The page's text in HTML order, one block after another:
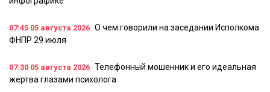
07:45 05 августа 2026 О чем говорили на заседании Исполкома
ФНПР 29 июля
07:30 05 августа 2026 Телефонный мошенник и его идеальная
жертва глазами психолога